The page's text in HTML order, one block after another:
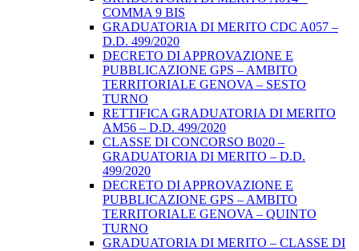
COMMA 9 BIS
GRADUATORIA DI MERITO CDC A057 –
D.D. 499/2020
DECRETO DI APPROVAZIONE E
PUBBLICAZIONE GPS – AMBITO
TERRITORIALE GENOVA – SESTO
TURNO
RETTIFICA GRADUATORIA DI MERITO
AM56 – D.D. 499/2020
CLASSE DI CONCORSO B020 –
GRADUATORIA DI MERITO – D.D.
499/2020
DECRETO DI APPROVAZIONE E
PUBBLICAZIONE GPS – AMBITO
TERRITORIALE GENOVA – QUINTO
TURNO
GRADUATORIA DI MERITO – CLASSE DI